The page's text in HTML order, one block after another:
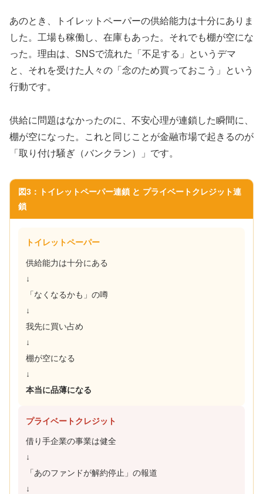
あのとき、トイレットペーパーの供給能力は十分にありま
した。工場も稼働し、在庫もあった。それでも棚が空にな
った。理由は、SNSで流れた「不足する」というデマ
と、それを受けた人々の「念のため買っておこう」という
行動です。
供給に問題はなかったのに、不安心理が連鎖した瞬間に、
棚が空になった。これと同じことが金融市場で起きるのが
「取り付け騒ぎ（バンクラン）」です。
図3：トイレットペーパー連鎖 と プライベートクレジット連
鎖
トイレットペーパー
供給能力は十分にある
↓
「なくなるかも」の噂
↓
我先に買い占め
↓
棚が空になる
↓
本当に品薄になる
プライベートクレジット
借り手企業の事業は健全
↓
「あのファンドが解約停止」の報道
↓